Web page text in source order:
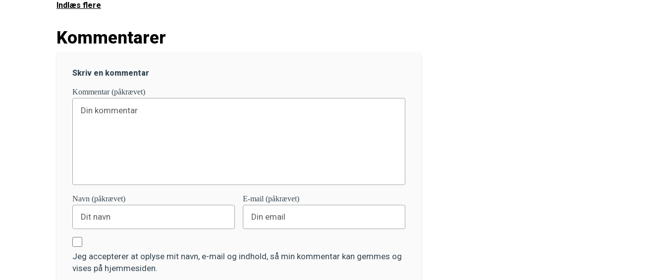
Indlæs flere
Kommentarer
Skriv en kommentar
Kommentar (påkrævet)
Navn (påkrævet) E-mail (påkrævet)
Jeg accepterer at oplyse mit navn, e-mail og indhold, så min kommentar kan gemmes og
vises på hjemmesiden.